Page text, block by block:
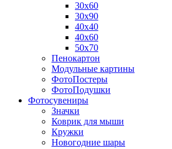
30х60
30х90
40х40
40х60
50х70
Пенокартон
Модульные картины
ФотоПостеры
ФотоПодушки
Фотоcувениры
Значки
Коврик для мыши
Кружки
Новогодние шары